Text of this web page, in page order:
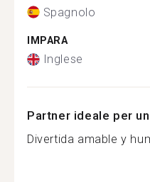
Spagnolo
IMPARA
Inglese
Partner ideale per
Divertida amable y